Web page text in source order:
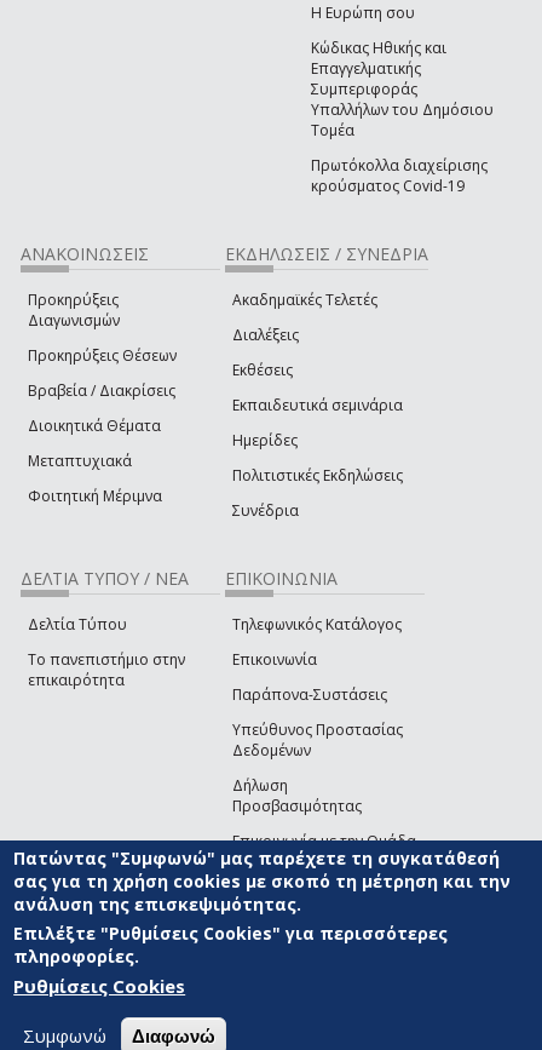
Η Ευρώπη σου
Κώδικας Ηθικής και
Επαγγελματικής
Συμπεριφοράς
Υπαλλήλων του Δημόσιου
Τομέα
Πρωτόκολλα διαχείρισης
κρούσματος Covid-19
ΑΝΑΚΟΙΝΩΣΕΙΣ
Προκηρύξεις
Διαγωνισμών
Προκηρύξεις Θέσεων
Βραβεία / Διακρίσεις
Διοικητικά Θέματα
Μεταπτυχιακά
Φοιτητική Μέριμνα
ΕΚΔΗΛΩΣΕΙΣ / ΣΥΝΕΔΡΙΑ
Ακαδημαϊκές Τελετές
Διαλέξεις
Εκθέσεις
Εκπαιδευτικά σεμινάρια
Ημερίδες
Πολιτιστικές Εκδηλώσεις
Συνέδρια
ΔΕΛΤΙΑ ΤΥΠΟΥ / ΝΕΑ
Δελτία Τύπου
Το πανεπιστήμιο στην
επικαιρότητα
ΕΠΙΚΟΙΝΩΝΙΑ
Τηλεφωνικός Κατάλογος
Επικοινωνία
Παράπονα-Συστάσεις
Υπεύθυνος Προστασίας
Δεδομένων
Δήλωση
Προσβασιμότητας
Επικοινωνία με την Ομάδα
Ανάπτυξης του site(link sends e-mail)
© ΠΑΝΕΠΙΣΤΗΜΙΟ ΑΙΓΑΙΟΥ ΟΡΟΙ ΧΡΗΣΗΣ
ΑΝΑΠΤΥΞΗΣ
Πατώντας "Συμφωνώ" μας παρέχετε τη συγκατάθεσή
σας για τη χρήση cookies με σκοπό τη μέτρηση και την
ανάλυση της επισκεψιμότητας.
Επιλέξτε "Ρυθμίσεις Cookies" για περισσότερες
πληροφορίες.
Ρυθμίσεις Cookies
Συμφωνώ Διαφωνώ